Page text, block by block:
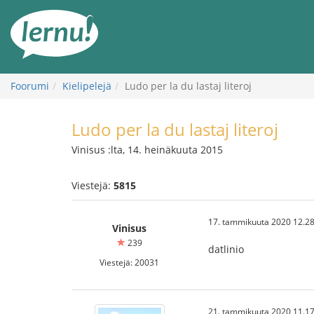
sisältöön
Foorumi Kielipelejä Ludo per la du lastaj literoj
Ludo per la du lastaj literoj
Vinisus :lta, 14. heinäkuuta 2015
Viestejä: 5815
Vinisus
239
Viestejä: 20031
17. tammikuuta 2020
datlinio
21. tammikuuta 2020